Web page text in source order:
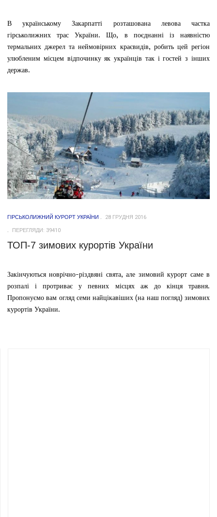
В українському Закарпатті розташована левова частка
гірськолижних трас України. Що, в поєднанні із наявністю
термальних джерел та неймовірних краєвидів, робить цей регіон
улюбленим місцем відпочинку як українців так і гостей з інших
держав.
ГІРСЬКОЛИЖНИЙ КУРОРТ УКРАЇНИ
28 ГРУДНЯ 2016
ПЕРЕГЛЯДИ: 39410
ТОП-7 зимових курортів України
Закінчуються новрічно-різдвяні свята, але зимовий курорт саме в
розпалі і протриває у певних місцях аж до кінця травня.
Пропонуємо вам огляд семи найцікавіших (на наш погляд) зимових
курортів України.